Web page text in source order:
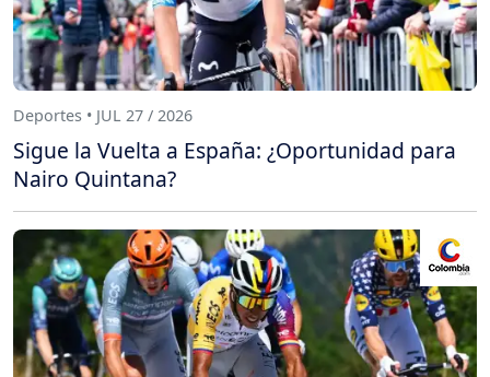
Deportes • JUL 27 / 2026
Sigue la Vuelta a España: ¿Oportunidad para
Nairo Quintana?